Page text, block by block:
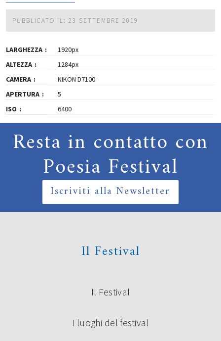
PUBBLICATO IL: 23 SETTEMBRE 2019
LARGHEZZA
1920px
ALTEZZA
1284px
CAMERA
NIKON D7100
APERTURA
5
ISO
6400
Resta in contatto con
Poesia Festival
Iscriviti alla Newsletter
Il Festival
Il Festival
I luoghi del festival